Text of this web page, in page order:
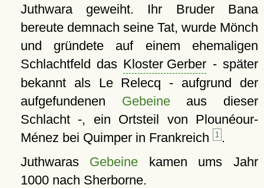
Juthwara geweiht. Ihr Bruder Bana
bereute demnach seine Tat, wurde Mönch
und gründete auf einem ehemaligen
Schlachtfeld das Kloster Gerber - später
bekannt als Le Relecq - aufgrund der
aufgefundenen Gebeineaus dieser
Schlacht -, ein Ortsteil von Plounéour-
Ménez bei Quimper in Frankreich
1 .
Juthwaras Gebeine kamen ums Jahr
1000 nach Sherborne.